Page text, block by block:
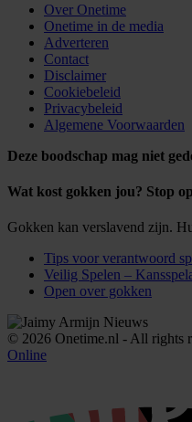
Over Onetime
Onetime in de media
Adverteren
Contact
Disclaimer
Cookiebeleid
Privacybeleid
Algemene Voorwaarden
Deze boodschap mag niet
Wat kost gokken jou? Stop
Gokken kan verslavend zijn.
Tips voor verantwoord
Veilig Spelen –
Open over gokken
© 2026 Onetime.nl - All rights
Online